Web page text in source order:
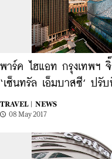
พาร์ค ไฮแอท กรุงเทพฯ
‘เซ็นทรัล เอ็มบาสซี’ ปรั
TRAVEL |
NEWS
08 May 2017